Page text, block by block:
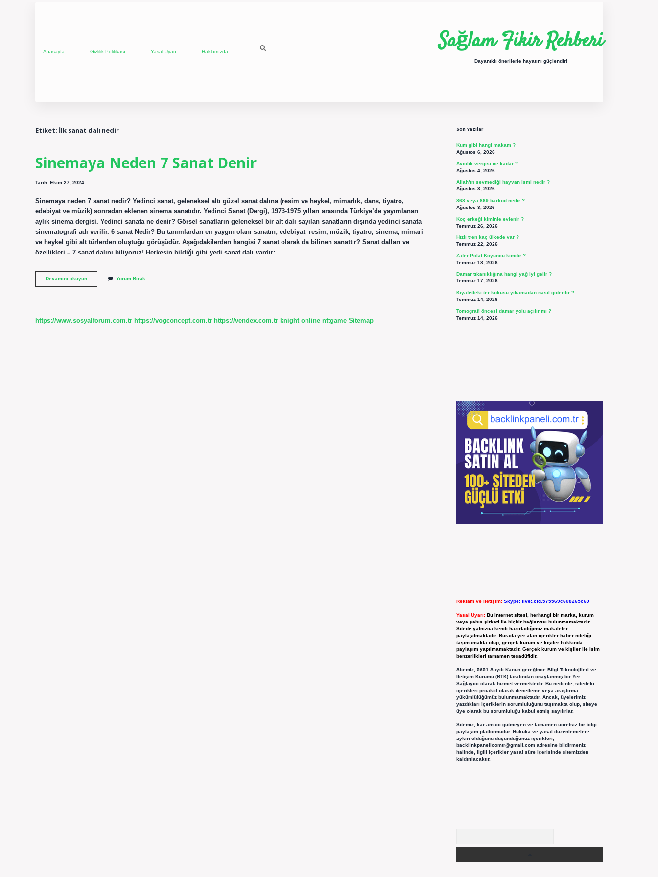
Anasayfa Gizlilik Politikası Yasal Uyarı Hakkımızda Sağlam Fikir Rehberi
Dayanıklı önerilerle hayatını güçlendir!
Etiket: İlk sanat dalı nedir
Sinemaya Neden 7 Sanat Denir
Tarih: Ekim 27, 2024
Sinemaya neden 7 sanat nedir? Yedinci sanat, geleneksel altı güzel sanat dalına (resim ve heykel, mimarlık, dans, tiyatro,
edebiyat ve müzik) sonradan eklenen sinema sanatıdır. Yedinci Sanat (Dergi), 1973-1975 yılları arasında Türkiye’de yayımlanan
aylık sinema dergisi. Yedinci sanata ne denir? Görsel sanatların geleneksel bir alt dalı sayılan sanatların dışında yedinci sanata
sinematografi adı verilir. 6 sanat Nedir? Bu tanımlardan en yaygın olanı sanatın; edebiyat, resim, müzik, tiyatro, sinema, mimari
ve heykel gibi alt türlerden oluştuğu görüşüdür. Aşağıdakilerden hangisi 7 sanat olarak da bilinen sanattır? Sanat dalları ve
özellikleri – 7 sanat dalını biliyoruz! Herkesin bildiği gibi yedi sanat dalı vardır:…
Devamını okuyunSinemaya
Neden
Yorum Bırak
https://www.sosyalforum.com.tr https://vogconcept.com.tr https://vendex.com.tr knight online nttgame Sitemap
Son Yazılar
Kum gibi hangi makam ?
Ağustos 6, 2026
Avcılık vergisi ne kadar ?
Ağustos 4, 2026
Allah’ın sevmediği hayvan ismi nedir ?
Ağustos 3, 2026
868 veya 869 barkod nedir ?
Ağustos 3, 2026
Koç erkeği kiminle evlenir ?
Temmuz 26, 2026
Hızlı tren kaç ülkede var ?
Temmuz 22, 2026
Zafer Polat Koyuncu kimdir ?
Temmuz 18, 2026
Damar tıkanıklığına hangi yağ iyi gelir ?
Temmuz 17, 2026
Kıyafetteki ter kokusu yıkamadan nasıl giderilir ?
Temmuz 14, 2026
Tomografi öncesi damar yolu açılır mı ?
Temmuz 14, 2026
Reklam ve İletişim: Skype: live:.cid.575569c608265c69
Yasal Uyarı: Bu internet sitesi, herhangi bir marka, kurum
veya şahıs şirketi ile hiçbir bağlantısı bulunmamaktadır.
Sitede yalnızca kendi hazırladığımız makaleler
paylaşılmaktadır. Burada yer alan içerikler haber niteliği
taşımamakta olup, gerçek kurum ve kişiler hakkında
paylaşım yapılmamaktadır. Gerçek kurum ve kişiler ile isim
benzerlikleri tamamen tesadüfidir.
Sitemiz, 5651 Sayılı Kanun gereğince Bilgi Teknolojileri ve
İletişim Kurumu (BTK) tarafından onaylanmış bir Yer
Sağlayıcı olarak hizmet vermektedir. Bu nedenle, sitedeki
içerikleri proaktif olarak denetleme veya araştırma
yükümlülüğümüz bulunmamaktadır. Ancak, üyelerimiz
yazdıkları içeriklerin sorumluluğunu taşımakta olup, siteye
üye olarak bu sorumluluğu kabul etmiş sayılırlar.
Sitemiz, kar amacı gütmeyen ve tamamen ücretsiz bir bilgi
paylaşım platformudur. Hukuka ve yasal düzenlemelere
aykırı olduğunu düşündüğünüz içerikleri,
backlinkpanelicomtr@gmail.comadresine bildirmeniz
halinde, ilgili içerikler yasal süre içerisinde sitemizden
kaldırılacaktır.